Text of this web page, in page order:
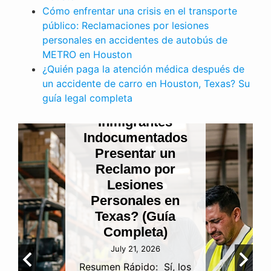
Cómo enfrentar una crisis en el transporte
público: Reclamaciones por lesiones
personales en accidentes de autobús de
METRO en Houston
¿Quién paga la atención médica después de
un accidente de carro en Houston, Texas? Su
guía legal completa
los
LESIONES PERSONALES
Cuando se rompe
sagrada:
Entendiendo la
negligencia en
funerarias y las
ramificaciones
por lesiones
personales en
Houston
July 15, 2026
Perder a un ser querido